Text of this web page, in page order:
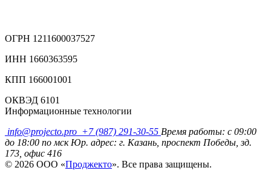
ОГРН 1211600037527
ИНН 1660363595
КПП 166001001
ОКВЭД 6101
Информационные технологии
info@projecto.pro +7 (987) 291-30-55 Время работы: с 09:00
до 18:00 по мск Юр. адрес: г. Казань, проспект Победы, зд.
173, офис 416
© 2026 ООО «Проджекто». Все права защищены.